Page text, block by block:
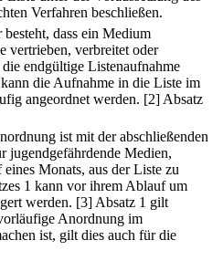
Verfahren beschließen.
dass ein Medium
vertrieben, verbreitet oder
endgültige Listenaufnahme
die Aufnahme in die Liste im
angeordnet werden. [2] Absatz
ist mit der abschließenden
jugendgefährdende Medien,
Monats, aus der Liste zu
1 kann vor ihrem Ablauf um
werden. [3] Absatz 1 gilt
Anordnung im
ist, gilt dies auch für die